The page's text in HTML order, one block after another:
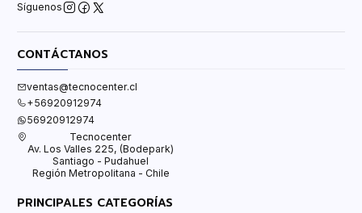
Síguenos
CONTÁCTANOS
ventas@tecnocenter.cl
+56920912974
56920912974
Tecnocenter
Av. Los Valles 225, (Bodepark)
Santiago - Pudahuel
Región Metropolitana - Chile
PRINCIPALES CATEGORÍAS